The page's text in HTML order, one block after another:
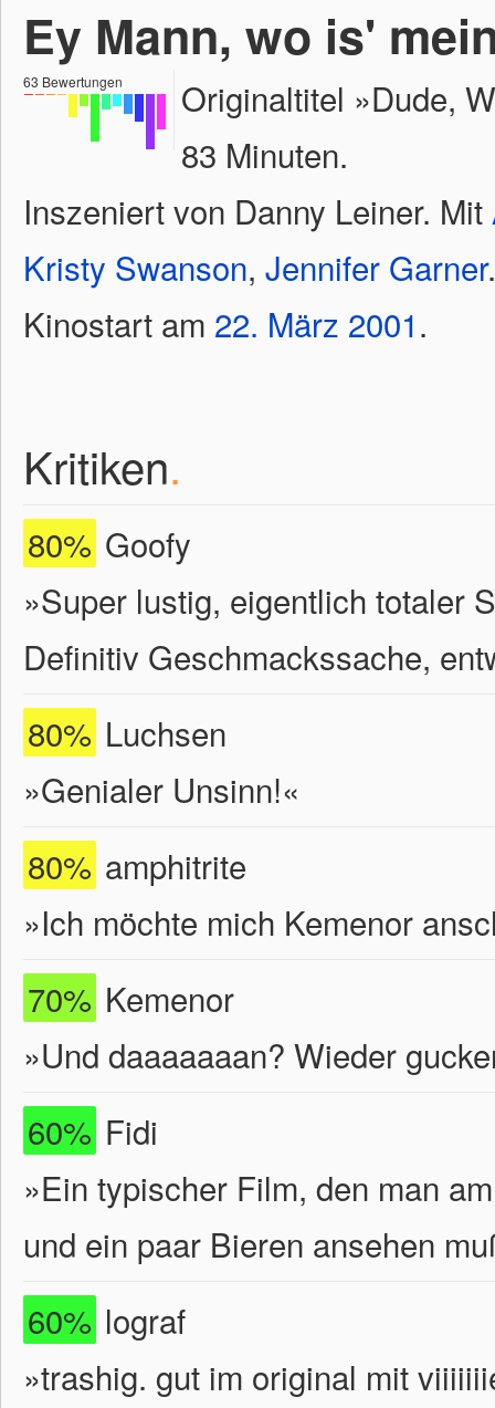
Ey Mann, wo is'
63 Bewertungen
Originaltitel »Dude,
83 Minuten.
Inszeniert von Danny Leiner. Mit
Kristy Swanson, Jennifer Garner.
Kinostart am 22. März 2001.
Kritiken.
80% Goofy
»Super lustig, eigentlich totaler
Definitiv Geschmackssache,
80% Luchsen
»Genialer Unsinn!«
80% amphitrite
»Ich möchte mich Kemenor
70% Kemenor
»Und daaaaaaan? Wieder
60% Fidi
»Ein typischer Film, den man
und ein paar Bieren ansehen
60% lograf
»trashig. gut im original mit